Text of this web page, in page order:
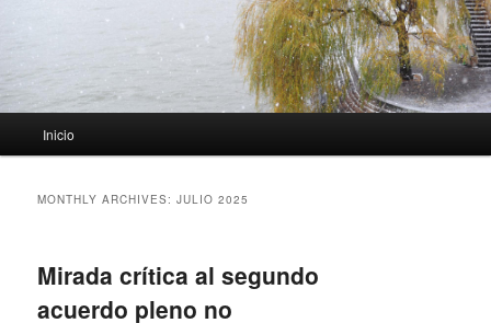
Skip to primary content
Skip to secondary content
Inicio
MONTHLY ARCHIVES:JULIO 2025
Mirada crítica al segundo
acuerdo pleno no